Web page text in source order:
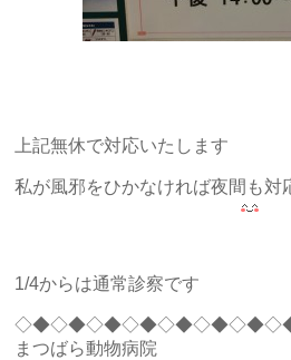
上記無休で対応いたします
私が風邪をひかなければ夜間も対
1/4からは通常診察です
まつばら動物病院